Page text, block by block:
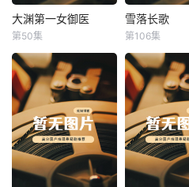
大渊第一女御医
大渊第一女御医
第50集
雪落长歌
雪落长歌
第106集